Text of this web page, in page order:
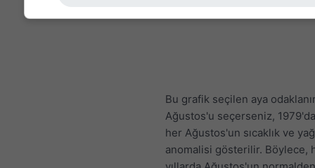
Bu grafik seçilen aya
Ağustos'u seçerseniz,
her Ağustos'un sıcaklık ve
anomalisi gösterilir. Böylece,